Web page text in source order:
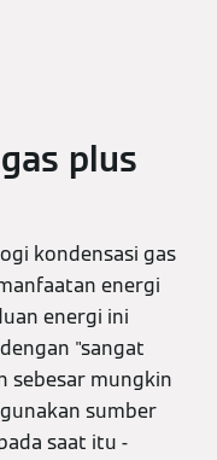
plus
kondensasi gas
energi
energi ini
"sangat
sebesar mungkin
sumber
saat itu -